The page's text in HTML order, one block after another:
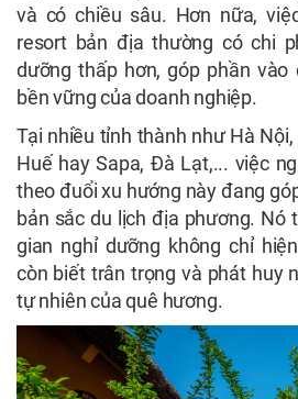
và có chiều sâu. Hơn nữa,
resort bản địa thường có chi
dưỡng thấp hơn, góp phần vào
bền vững của doanh nghiệp.
Tại nhiều tỉnh thành như Hà
Huế hay Sapa, Đà Lạt,... việc
theo đuổi xu hướng này đang
bản sắc du lịch địa phương. Nó
gian nghỉ dưỡng không chỉ
còn biết trân trọng và phát huy
tự nhiên của quê hương.